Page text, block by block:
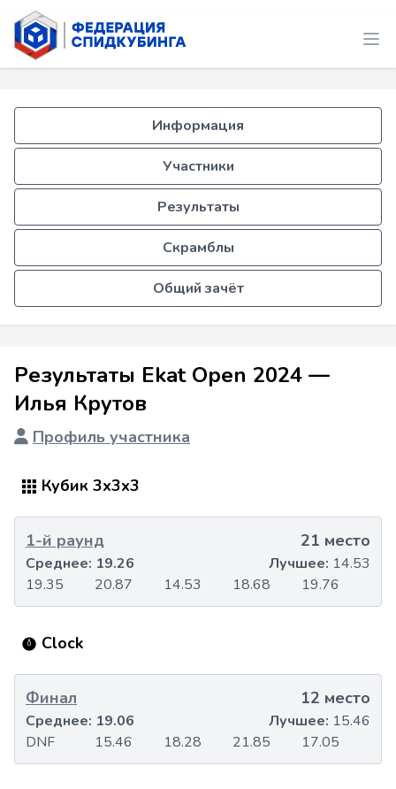
Информация
Участники
Результаты
Скрамблы
Общий зачёт
Результаты Ekat Open 2024 —
Илья Крутов
Профиль участника
Кубик 3x3x3
1-й раунд 21 место
19.35 20.87 14.53 18.68 19.76
Среднее: 19.26 Лучшее: 14.53
Clock
Финал 12 место
DNF 15.46 18.28 21.85 17.05
Среднее: 19.06 Лучшее: 15.46